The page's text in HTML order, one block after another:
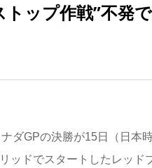
ップ作戦”不発
ダGPの決勝が15日（日本
ッドでスタートしたレッド